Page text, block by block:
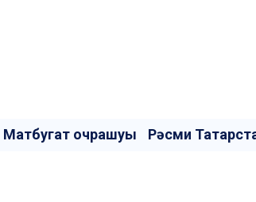
Матбугат очрашуы Рәсми